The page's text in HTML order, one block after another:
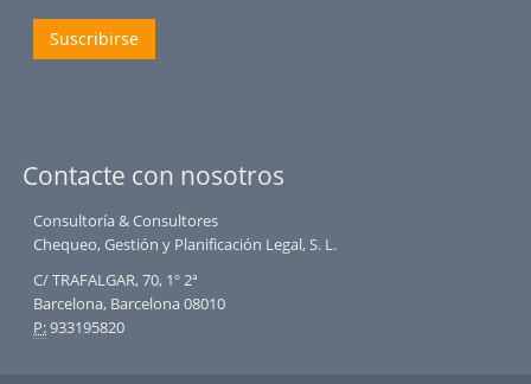
Suscribirse
Contacte con nosotros
Consultoría & Consultores
Chequeo, Gestión y Planificación Legal, S. L.
C/ TRAFALGAR, 70, 1º 2ª
Barcelona, Barcelona 08010
P:933195820